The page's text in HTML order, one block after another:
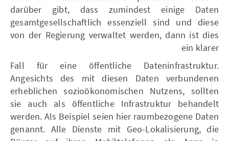
darüber gibt, dass zumindest einige Daten
gesamtgesellschaftlich essenziell sind und diese
von der Regierung verwaltet werden, dann ist dies
ein klarer
Fall für eine öffentliche Dateninfrastruktur.
Angesichts des mit diesen Daten verbundenen
erheblichen sozioökonomischen Nutzens, sollten
sie auch als öffentliche Infrastruktur behandelt
werden. Als Beispiel seien hier raumbezogene Daten
genannt. Alle Dienste mit Geo-Lokalisierung, die